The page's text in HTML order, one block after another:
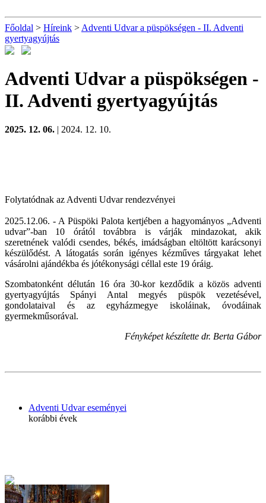
Főoldal > Híreink > Adventi Udvar a püspökségen - II. Adventi
gyertyagyújtás
Adventi Udvar a püspökségen -
II. Adventi gyertyagyújtás
2025. 12. 06. | 2024. 12. 10.
Folytatódnak az Adventi Udvar rendezvényei
2025.12.06. - A Püspöki Palota kertjében a hagyományos „Adventi
udvar”-ban 10 órától továbbra is várják mindazokat, akik
szeretnének valódi csendes, békés, imádságban eltöltött karácsonyi
készülődést. A látogatás során igényes kézműves tárgyakat lehet
vásárolni ajándékba és jótékonysági céllal este 19 óráig.
Szombatonként délután 16 óra 30-kor kezdődik a közös adventi
gyertyagyújtás Spányi Antal megyés püspök vezetésével,
gondolataival és az egyházmegye iskoláinak, óvodáinak
gyermekműsorával.
Fényképet készítette dr. Berta Gábor
Adventi Udvar eseményei
korábbi évek